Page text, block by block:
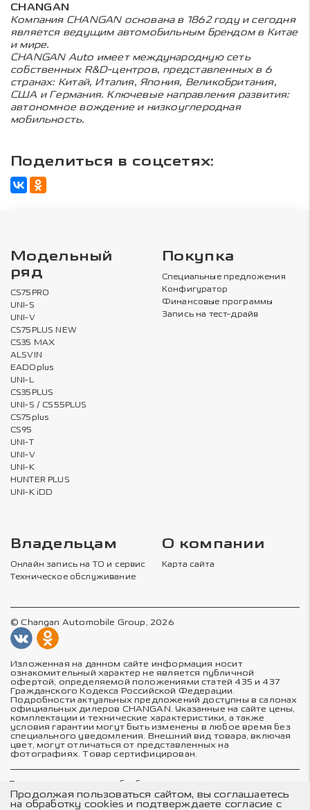
CHANGAN
Компания CHANGAN основана в 1862 году и сегодня
является ведущим автомобильным брендом в Китае
и мире.
CHANGAN Auto имеет международную сеть
собственных R&D-центров, представленных в 6
странах: Китай, Италия, Япония, Великобритания,
США и Германия. Ключевые направления развития:
автономное вождение и низкоуглеродная
мобильность.
Поделиться в соцсетях:
Модельный
ряд
CS75PRO
UNI-S
UNI-V
CS75PLUS NEW
CS35 MAX
ALSVIN
EADOplus
UNI-L
CS35PLUS
UNI-S / CS55PLUS
CS75plus
CS95
UNI-T
UNI-V
UNI-K
HUNTER PLUS
UNI-K iDD
Покупка
Специальные предложения
Конфигуратор
Финансовые программы
Запись на тест-драйв
Владельцам
Онлайн запись на ТО и сервис
Техническое обслуживание
О компании
Карта сайта
© Changan Automobile Group, 2026
Изложенная на данном сайте информация носит
ознакомительный характер не является публичной
офертой, определяемой положениями статей 435 и 437
Гражданского Кодекса Российской Федерации.
Подробности актуальных предложений доступны в салонах
официальных дилеров CHANGAN. Указанные на сайте цены,
комплектации и технические характеристики, а также
условия гарантии могут быть изменены в любое время без
специального уведомления. Внешний вид товара, включая
цвет, могут отличаться от представленных на
фотографиях. Товар сертифицирован.
Политика в отношении обработки персональных данных
Политика конфиденциальности
Согласие на обработку персональных данных
Продолжая пользоваться сайтом, вы соглашаетесь
на обработку cookies и подтверждаете согласие с